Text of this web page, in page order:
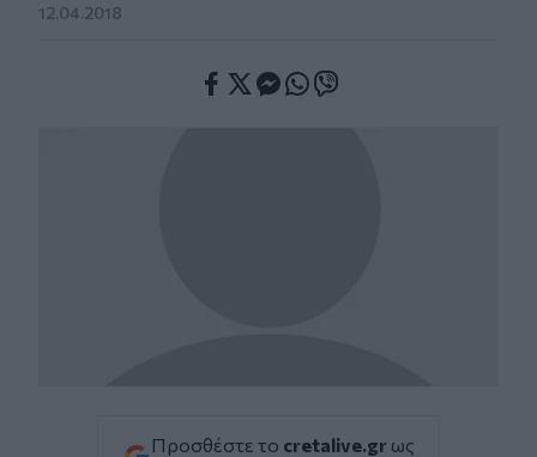
12.04.2018
Προσθέστε το cretalive.gr ως